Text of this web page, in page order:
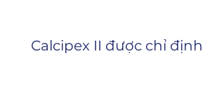
Calcipex II được chỉ